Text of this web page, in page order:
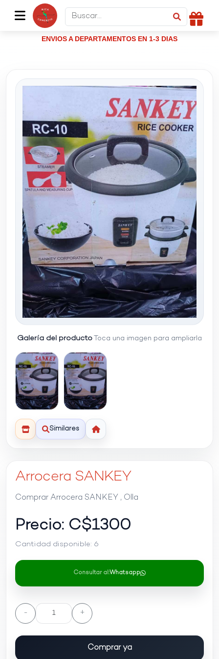
ENVIOS A DEPARTAMENTOS EN 1-3 DIAS
Galería del producto Toca una imagen para ampliarla
Similares
Arrocera SANKEY
Comprar Arrocera SANKEY , Olla
Precio: C$1300
Cantidad disponible: 6
Consultar al:Whatsapp
- +
Comprar ya